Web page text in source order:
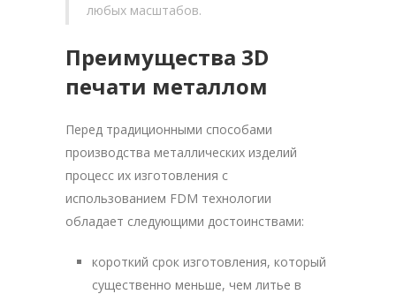
любых масштабов.
Преимущества 3D
печати металлом
Перед традиционными способами
производства металлических изделий
процесс их изготовления с
использованием FDM технологии
обладает следующими достоинствами:
короткий срок изготовления, который
существенно меньше, чем литье в